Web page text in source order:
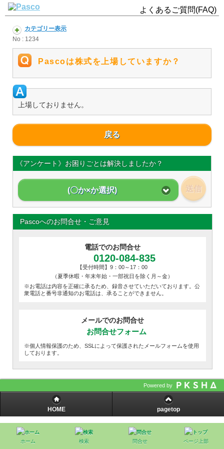
よくあるご質問(FAQ)
カテゴリー表示
No : 1234
Pascoは株式を上場していますか？
上場しておりません。
戻る
《アンケート》お困りごとは解決しましたか？
(〇か×か選択) 送信
Pascoへのお問合せ・ご意見
電話でのお問合せ
0120-084-835
【受付時間】9：00～17：00
（夏季休暇・年末年始・一部祝日を除く月～金）
※お電話は内容を正確に承るため、録音させていただいております。公
衆電話と番号非通知のお電話は、承ることができません。
メールでのお問合せ
お問合せフォーム
※個人情報保護のため、SSLによって保護されたメールフォームを使用
しております。
ホーム 検索 問合せ ページ上部
Powered by
HOME pagetop